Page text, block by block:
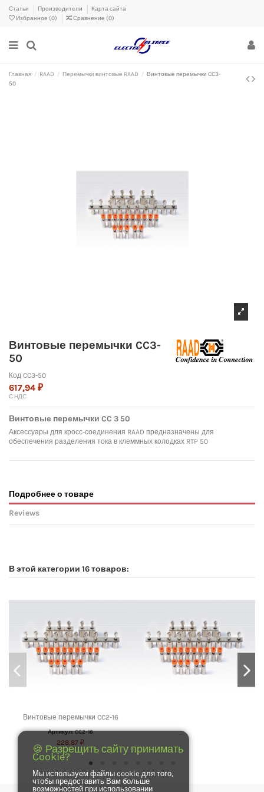
Статьи Производители
Карта сайта
Избранное (0) Сравнение (0)
Главная RAAD Перемычки винтовые RAAD
Винтовые перемычки CC3-
50
Винтовые перемычки CC3-
50
Код CC3-50
617,94 ₽
С НДС
Винтовые перемычки CC 3 50
Аксессуары для кросс-соединения RAAD предназначены для
обеспечения разделения тока в клеммных колодках RTP 50
Подробнее о товаре
Reviews
В этой категории 16 товаров:
Винтовые перемычки CC2-16
Артикул: CC2-16
228,87 ₽
🍪 Разрещить сайту принимать
Cookie?
Мы используем файлы cookie для того,
чтобы предоставить Вам больше
возможностей при использовании